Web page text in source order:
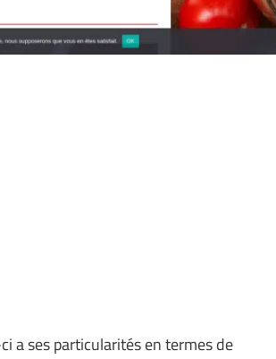
a ses particularités en termes de